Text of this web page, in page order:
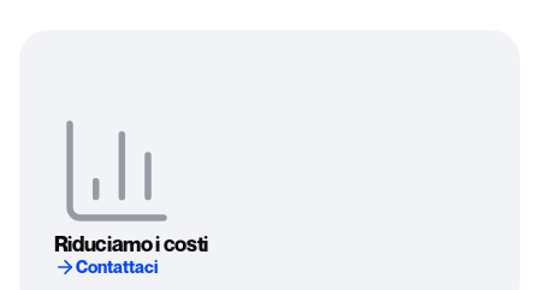
Riduciamo i costi
Contattaci